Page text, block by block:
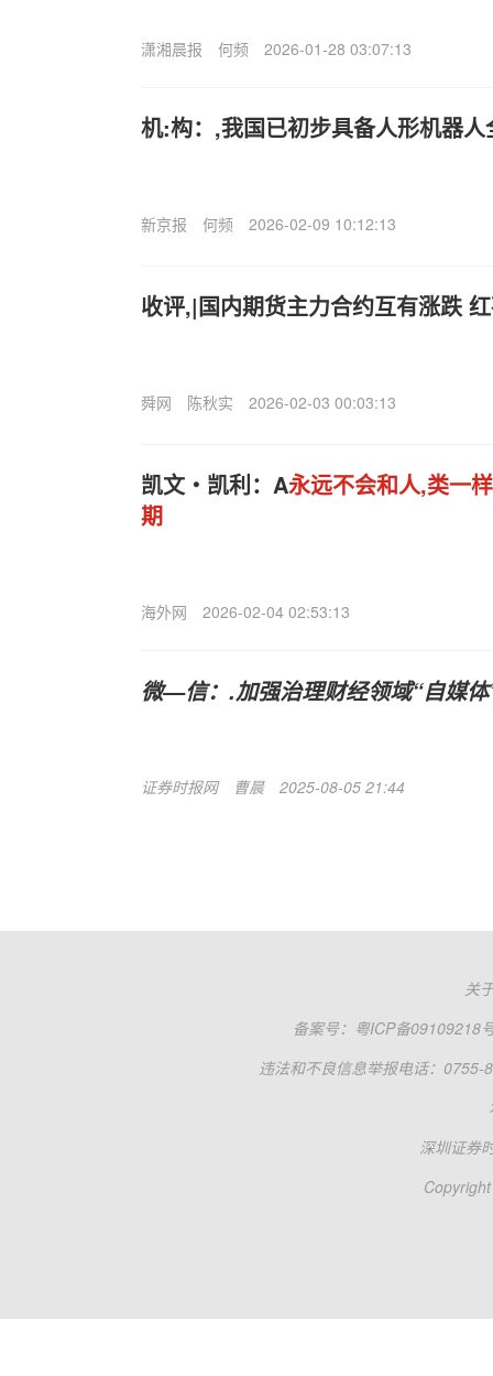
潇湘晨报 何频 2026-01-28 03:07:13
机:构：,我国已初步具备人形机器
新京报 何频 2026-02-09 10:12:13
收评,|国内期货主力合约互有涨跌
舜网 陈秋实 2026-02-03 00:03:13
凯文・凯利：A永远不会和人,类一
期
海外网 2026-02-04 02:53:13
微—信：.加强治理财经领域“自媒
证券时报网 曹晨 2025-08-05 21:44
关
备案号： 粤ICP备09109218
违法和不良信息举报电话：0755-
深圳证券